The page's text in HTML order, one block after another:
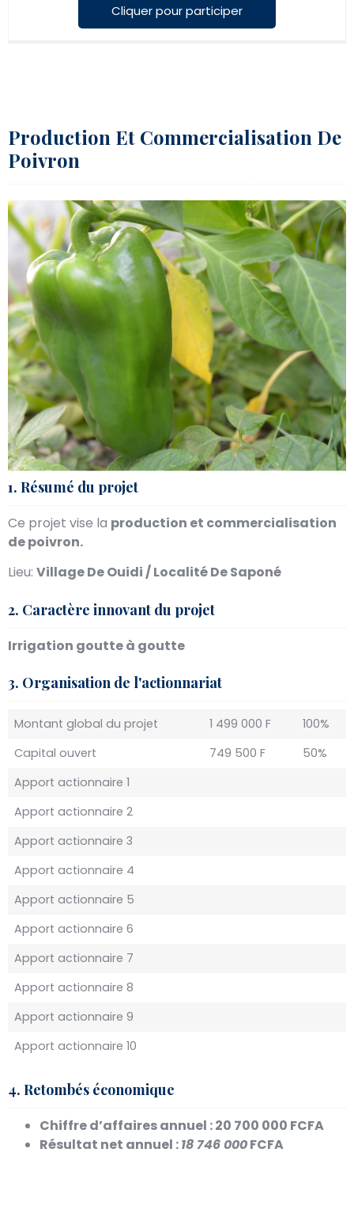
Cliquer pour participer
Production Et Commercialisation De
Poivron
1. Résumé du projet
Ce projet vise la production et commercialisation
de poivron.
Lieu: Village De Ouidi /Localité De Saponé
2. Caractère innovant du projet
Irrigation goutte à goutte
3. Organisation de l'actionnariat
Montant global du projet 1 499 000 F
100%
Capital ouvert
749 500 F
50%
Apport actionnaire 1
Apport actionnaire 2
Apport actionnaire 3
Apport actionnaire 4
Apport actionnaire 5
Apport actionnaire 6
Apport actionnaire 7
Apport actionnaire 8
Apport actionnaire 9
Apport actionnaire 10
4. Retombés économique
Chiffre d’affaires annuel : 20 700 000 FCFA
Résultat net annuel :18 746 000FCFA